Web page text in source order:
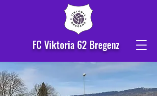
FC Viktoria 62 Bregenz